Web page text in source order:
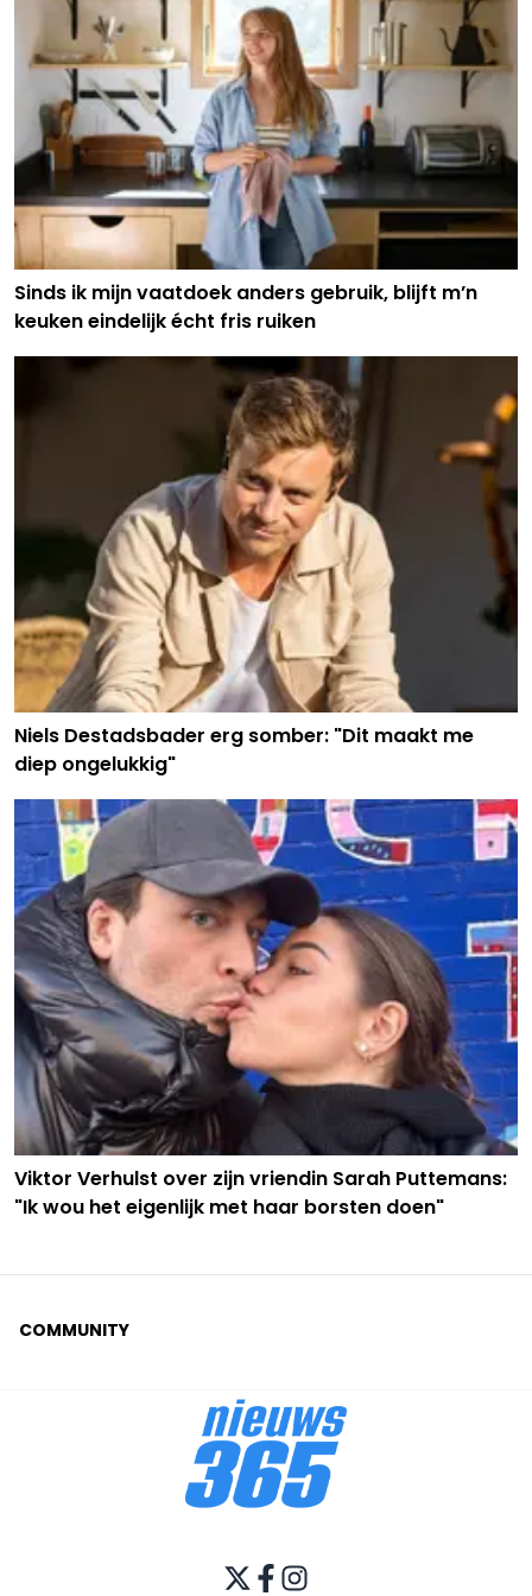
Sinds ik mijn vaatdoek anders gebruik, blijft m’n
keuken eindelijk écht fris ruiken
Niels Destadsbader erg somber: "Dit maakt me
diep ongelukkig"
Viktor Verhulst over zijn vriendin Sarah Puttemans:
"Ik wou het eigenlijk met haar borsten doen"
COMMUNITY